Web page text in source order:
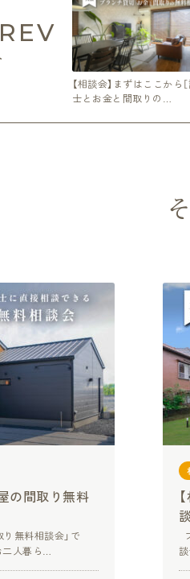
【相談会】まずはここから
士とお金と間取りの…
の間取り無料
無料相談会」で
人暮ら…